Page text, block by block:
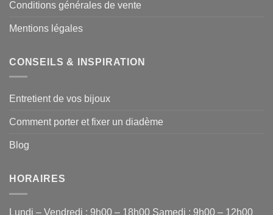
Conditions générales de vente
Mentions légales
CONSEILS & INSPIRATION
Entretient de vos bijoux
Comment porter et fixer un diadème
Blog
HORAIRES
Lundi – Vendredi : 9h00 – 18h00 Samedi : 9h00 – 12h00